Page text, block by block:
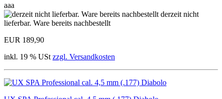
aaa
derzeit nicht
lieferbar. Ware bereits nachbestellt
EUR 189,90
inkl. 19 % USt zzgl. Versandkosten